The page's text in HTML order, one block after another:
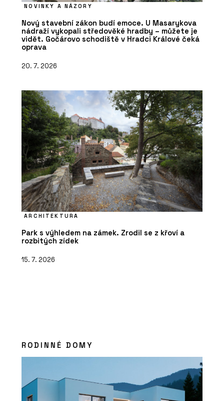
NOVINKY A NÁZORY
Nový stavební zákon budí emoce. U Masarykova
nádraží vykopali středověké hradby – můžete je
vidět. Gočárovo schodiště v Hradci Králové čeká
oprava
20. 7. 2026
ARCHITEKTURA
Park s výhledem na zámek. Zrodil se z křoví a
rozbitých zídek
15. 7. 2026
RODINNÉ DOMY